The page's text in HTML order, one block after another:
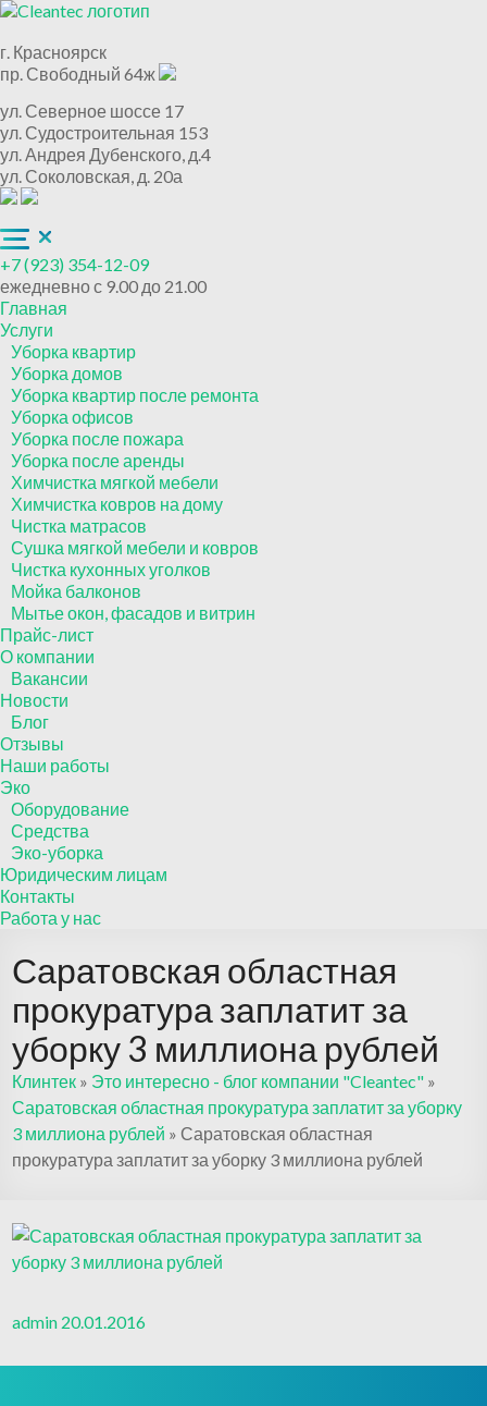
г. Красноярск
пр. Свободный 64ж
ул. Северное шоссе 17
ул. Судостроительная 153
ул. Андрея Дубенского, д.4
ул. Соколовская, д. 20а
+7 (923) 354-12-09
ежедневно с 9.00 до 21.00
Главная
Услуги
Уборка квартир
Уборка домов
Уборка квартир после ремонта
Уборка офисов
Уборка после пожара
Уборка после аренды
Химчистка мягкой мебели
Химчистка ковров на дому
Чистка матрасов
Сушка мягкой мебели и ковров
Чистка кухонных уголков
Мойка балконов
Мытье окон, фасадов и витрин
Прайс-лист
О компании
Вакансии
Новости
Блог
Отзывы
Наши работы
Эко
Оборудование
Средства
Эко-уборка
Юридическим лицам
Контакты
Работа у нас
Саратовская областная
прокуратура заплатит за
уборку 3 миллиона рублей
Клинтек » Это интересно - блог компании "Cleantec" »
Саратовская областная прокуратура заплатит за уборку
3 миллиона рублей » Саратовская областная
прокуратура заплатит за уборку 3 миллиона рублей
admin 20.01.2016